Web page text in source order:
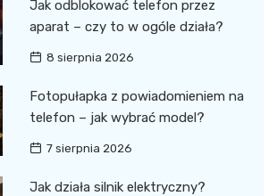
Jak odblokować telefon przez
aparat – czy to w ogóle działa?
8 sierpnia 2026
Fotopułapka z powiadomieniem na
telefon – jak wybrać model?
7 sierpnia 2026
Jak działa silnik elektryczny?